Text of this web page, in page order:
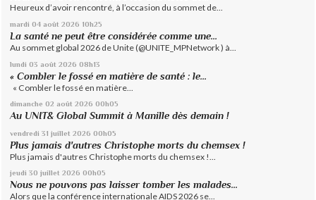
Heureux d’avoir rencontré, à l’occasion du sommet de...
mardi 04 août 2026 10h25
La santé ne peut être considérée comme une...
Au sommet global 2026 de Unite (@UNITE_MPNetwork ) à...
lundi 03 août 2026 08h13
« Combler le fossé en matière de santé : le...
« Combler le fossé en matière...
dimanche 02 août 2026 00h05
Au UNIT& Global Summit à Manille dès demain !
vendredi 31 juillet 2026 00h05
Plus jamais d'autres Christophe morts du chemsex !
Plus jamais d'autres Christophe morts du chemsex !...
jeudi 30 juillet 2026 00h05
Nous ne pouvons pas laisser tomber les malades...
Alors que la conférence internationale AIDS 2026 se...